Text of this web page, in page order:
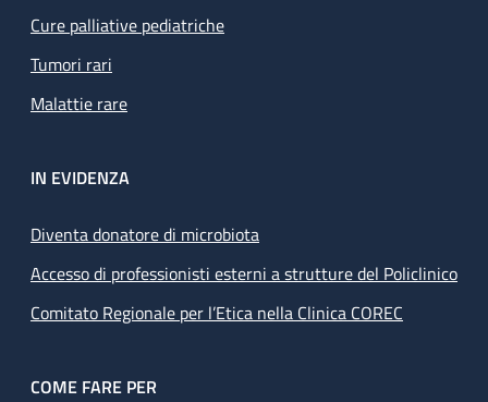
Cure palliative pediatriche
Tumori rari
Malattie rare
IN EVIDENZA
Diventa donatore di microbiota
Accesso di professionisti esterni a strutture del Policlinico
Comitato Regionale per l’Etica nella Clinica COREC
COME FARE PER